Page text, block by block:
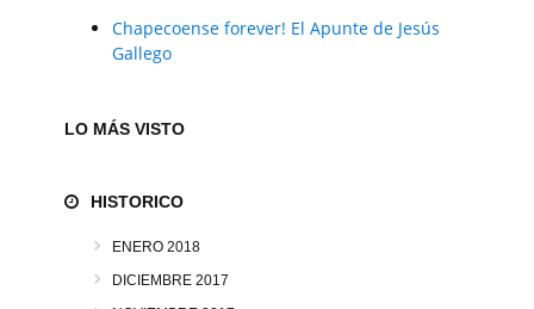
Chapecoense forever! El Apunte de Jesús
Gallego
LO MÁS VISTO
HISTORICO
ENERO 2018
DICIEMBRE 2017